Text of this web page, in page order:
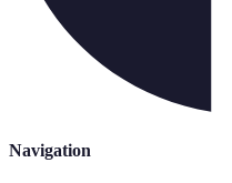
Navigation